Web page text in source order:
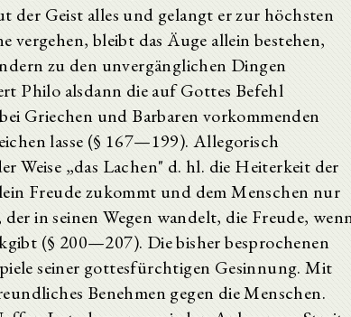
der Geist alles und gelangt er zur höchsten
vergehen, bleibt das Äuge allein bestehen,
zu den unvergänglichen Dingen
Philo alsdann die auf Gottes Befehl
Griechen und Barbaren vorkommenden
lasse (§ 167—199). Allegorisch
Weise „das Lachen" d. hl. die Heiterkeit der
Freude zukommt und dem Menschen nur
in seinen Wegen wandelt, die Freude,
(§ 200—207). Die bisher besprochenen
seiner gottesfürchtigen Gesinnung. Mit
Benehmen gegen die Menschen.